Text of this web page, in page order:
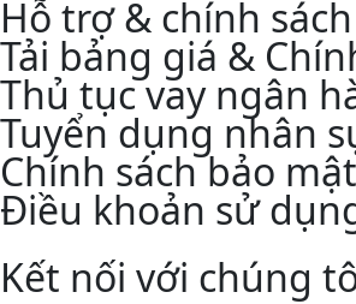
Hỗ trợ & chính sách
Tải bảng giá &
Thủ tục vay ngân
Tuyển dụng nhân
Chính sách bảo
Điều khoản sử
Kết nối với chúng